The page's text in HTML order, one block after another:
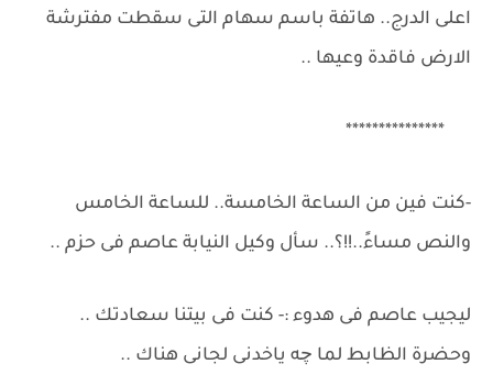
اعلى الدرج.. هاتفة باسم سهام التى سقطت مفترشة
الارض فاقدة وعيها ..
***************
-كنت فين من الساعة الخامسة.. للساعة الخامس
والنص مساءً..!!؟.. سأل وكيل النيابة عاصم فى حزم ..
ليجيب عاصم فى هدوء :- كنت فى بيتنا سعادتك ..
وحضرة الظابط لما چه ياخدنى لجانى هناك ..